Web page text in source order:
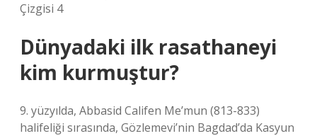
Çizgisi 4
Dünyadaki ilk rasathaneyi
kim kurmuştur?
9. yüzyılda, Abbasid Califen Me’mun (813-833)
halifeliği sırasında, Gözlemevi’nin Bagdad’da Kasyun